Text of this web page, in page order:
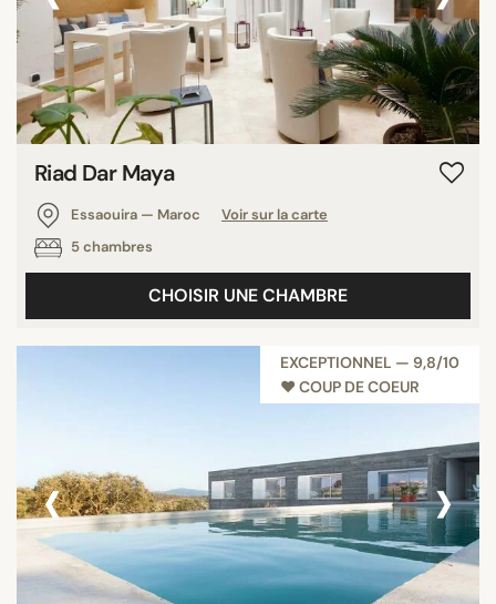
ÉQUIPEMENTS
Balcon
Chambres familiales
Jardin/terrasse
Piscine privée
Piscines panoramiques
Tout afficher
1 étoile
2 étoiles
3 étoiles
4 étoiles
5 étoiles
Riad Dar Maya
Essaouira — Maroc
Voir sur la carte
5 chambres
CHOISIR UNE CHAMBRE
EXCEPTIONNEL — 9,8/10
♥︎ COUP DE COEUR
‹ ›